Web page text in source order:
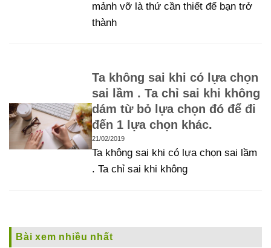
mảnh vỡ là thứ cần thiết để bạn trở
thành
Ta không sai khi có lựa chọn
sai lầm . Ta chỉ sai khi không
dám từ bỏ lựa chọn đó để đi
đến 1 lựa chọn khác.
21/02/2019
Ta không sai khi có lựa chọn sai lầm
. Ta chỉ sai khi không
Bài xem nhiều nhất